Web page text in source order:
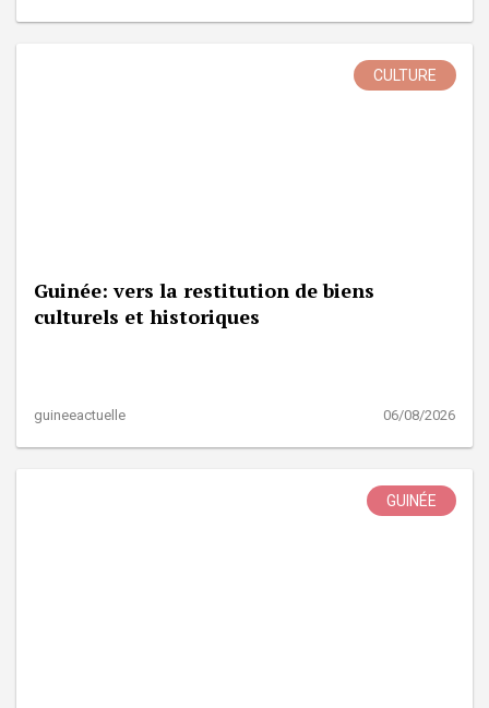
CULTURE
Guinée: vers la restitution de biens
culturels et historiques
guineeactuelle 06/08/2026
GUINÉE